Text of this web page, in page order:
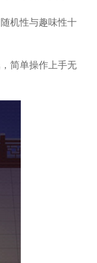
机性与趣味性十
简单操作上手无